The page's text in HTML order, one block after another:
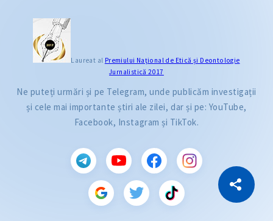
Copiază Link
Laureat al Premiului Naţional de Etică și Deontologie
Jurnalistică 2017
Ne puteți urmări și pe Telegram, unde publicăm investigații
și cele mai importante știri ale zilei, dar și pe: YouTube,
Facebook, Instagram și TikTok.
Citește articolul
CITEȘTE